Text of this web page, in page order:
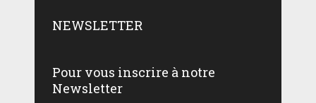
NEWSLETTER
Pour vous inscrire à notre
Newsletter